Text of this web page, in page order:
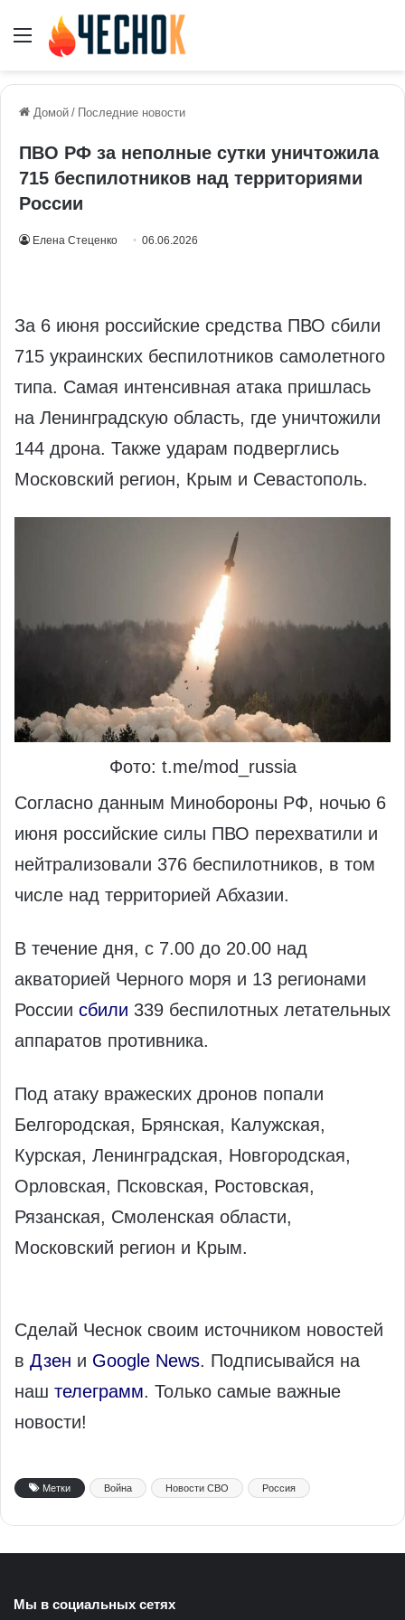
Меню
Домой / Последние новости
ПВО РФ за неполные сутки уничтожила
715 беспилотников над территориями
России
Елена Стеценко 06.06.2026
За 6 июня российские средства ПВО сбили
715 украинских беспилотников самолетного
типа. Самая интенсивная атака пришлась
на Ленинградскую область, где уничтожили
144 дрона. Также ударам подверглись
Московский регион, Крым и Севастополь.
Фото: t.me/mod_russia
Согласно данным Минобороны РФ, ночью 6
июня российские силы ПВО перехватили и
нейтрализовали 376 беспилотников, в том
числе над территорией Абхазии.
В течение дня, с 7.00 до 20.00 над
акваторией Черного моря и 13 регионами
России сбили 339 беспилотных летательных
аппаратов противника.
Под атаку вражеских дронов попали
Белгородская, Брянская, Калужская,
Курская, Ленинградская, Новгородская,
Орловская, Псковская, Ростовская,
Рязанская, Смоленская области,
Московский регион и Крым.
Сделай Чеснок своим источником новостей
в Дзен и Google News. Подписывайся на
наш телеграмм. Только самые важные
новости!
Метки Война Новости СВО Россия
Мы в социальных сетях